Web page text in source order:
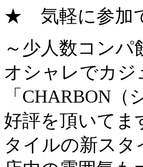
★ 気軽に参加
～少人数コンパ
オシャレでカジ
「CHARBON
好評を頂いてま
タイルの新スタ